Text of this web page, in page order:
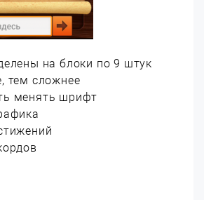
на блоки по 9 штук
тем сложнее
менять шрифт